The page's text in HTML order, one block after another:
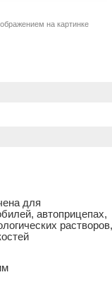
на картинке
для
автоприцепах,
растворов,